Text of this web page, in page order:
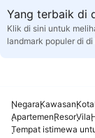
Yang terbaik di
Klik di sini untuk
landmark populer di
NegaraKawasanKota
ApartemenResorVila
Tempat istimewa